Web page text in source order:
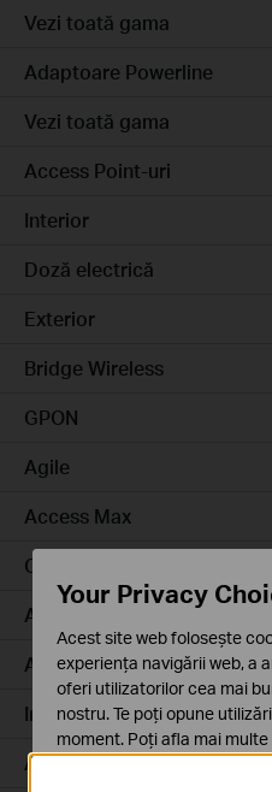
Vezi toată gama
Adaptoare Powerline
Vezi toată gama
Access Point-uri
Interior
Doză electrică
Exterior
Bridge Wireless
GPON
Agile
Access Max
Campus
Access Plus
Aggregation
Industrial
Access
Your Privacy
Acest site web folosește
experiența navigării web, a
oferi utilizatorilor cea mai
nostru. Te poți opune
moment. Poți afla mai